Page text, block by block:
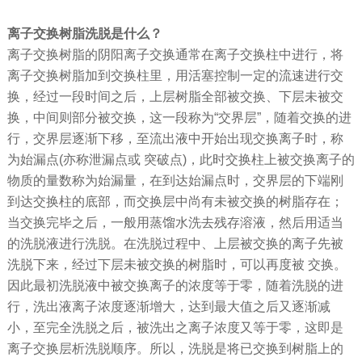
离子交换树脂洗脱是什么？
离子交换树脂的阴阳离子交换通常在离子交换柱中进行，将
离子交换树脂加到交换柱里，用活塞控制一定的流速进行交
换，经过一段时间之后，上层树脂全部被交换、下层未被交
换，中间则部分被交换，这一段称为“交界层”，随着交换的进
行，交界层逐渐下移，至流出液中开始出现交换离子时，称
为始漏点(亦称泄漏点或 突破点)，此时交换柱上被交换离子的
物质的量数称为始漏量，在到达始漏点时，交界层的下端刚
到达交换柱的底部，而交换层中尚有未被交换的树脂存在；
当交换完毕之后，一般用蒸馏水洗去残存溶液，然后用适当
的洗脱液进行洗脱。在洗脱过程中、上层被交换的离子先被
洗脱下来，经过下层未被交换的树脂时，可以再度被 交换。
因此最初洗脱液中被交换离子的浓度等于零，随着洗脱的进
行，洗出液离子浓度逐渐增大，达到最大值之后又逐渐减
小，至完全洗脱之后，被洗出之离子浓度又等于零，这即是
离子交换层析洗脱顺序。所以，洗脱是将已交换到树脂上的